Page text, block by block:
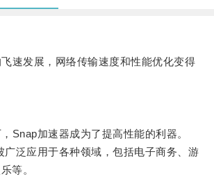
发展，网络传输速度和性能优化变得
加速器成为了提高性能的利器。
泛应用于各种领域，包括电子商务、游
等。